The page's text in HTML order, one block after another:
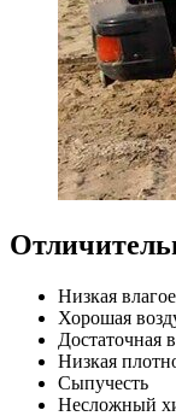
Низкая
Хорошая
Достаточная
Низкая
Сыпучесть
Несложный